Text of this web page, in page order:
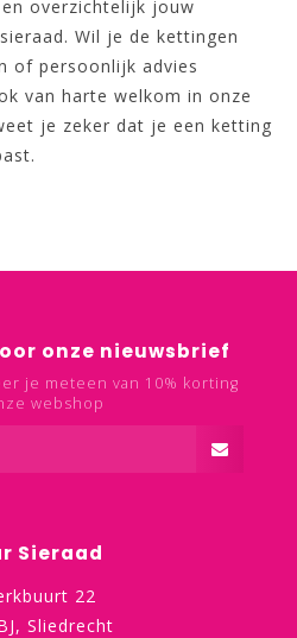
overzichtelijk jouw
Wil je de kettingen
of persoonlijk advies
van harte welkom in onze
je zeker dat je een ketting
onze nieuwsbrief
je meteen van 10% korting
webshop
Sieraad
22
Sliedrecht